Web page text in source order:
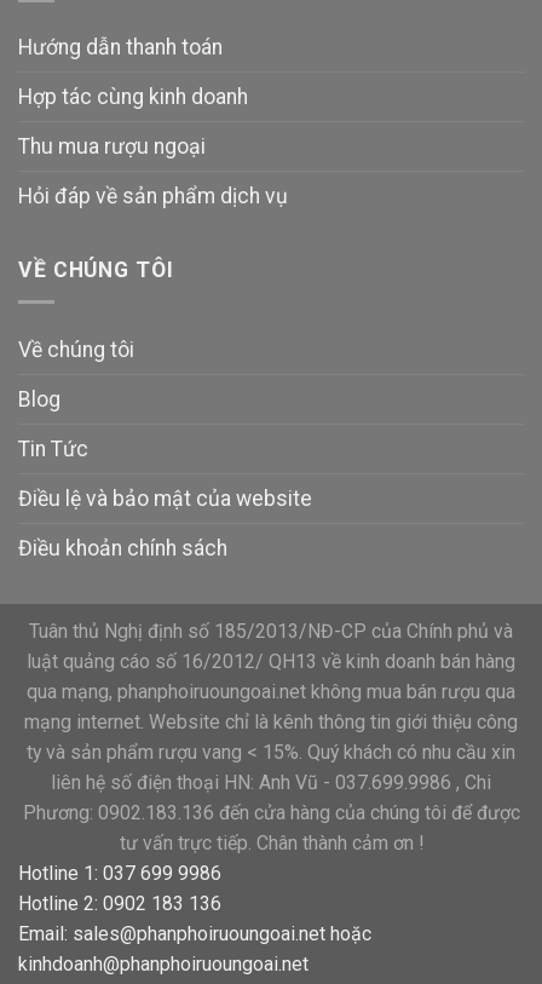
Hướng dẫn thanh toán
Hợp tác cùng kinh doanh
Thu mua rượu ngoại
Hỏi đáp về sản phẩm dịch vụ
VỀ CHÚNG TÔI
Về chúng tôi
Blog
Tin Tức
Điều lệ và bảo mật của website
Điều khoản chính sách
Tuân thủ Nghị định số 185/2013/NĐ-CP của Chính phủ và
luật quảng cáo số 16/2012/ QH13 về kinh doanh bán hàng
qua mạng, phanphoiruoungoai.net không mua bán rượu qua
mạng internet. Website chỉ là kênh thông tin giới thiệu công
ty và sản phẩm rượu vang < 15%. Quý khách có nhu cầu xin
liên hệ số điện thoại HN: Anh Vũ - 037.699.9986 , Chi
Phương: 0902.183.136 đến cửa hàng của chúng tôi để được
tư vấn trực tiếp. Chân thành cảm ơn !
Hotline 1: 037 699 9986
Hotline 2: 0902 183 136
Email: sales@phanphoiruoungoai.net hoặc
kinhdoanh@phanphoiruoungoai.net